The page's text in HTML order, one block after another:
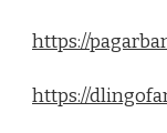
https://
https://